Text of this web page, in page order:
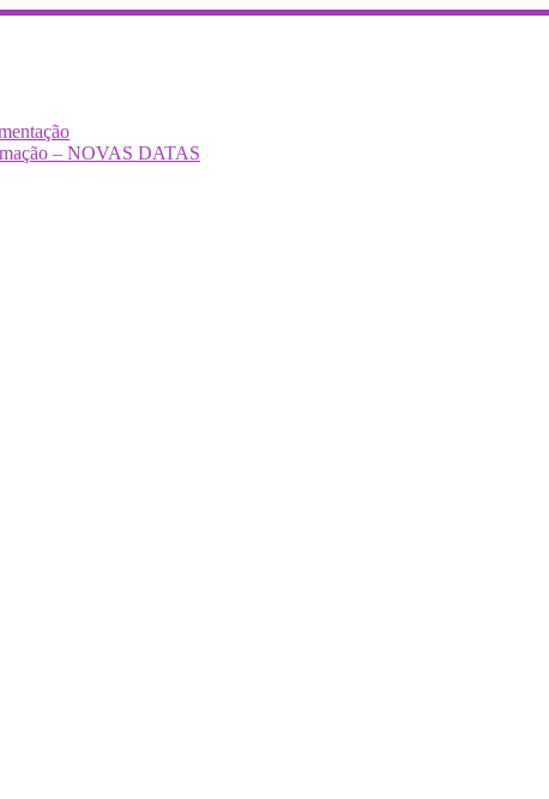
– NOVAS DATAS